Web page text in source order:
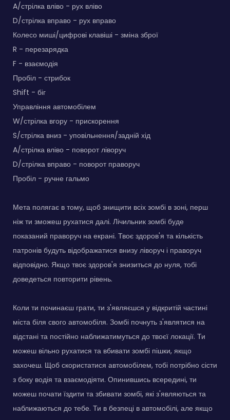
A/стрілка вліво - рух вліво
D/стрілка вправо - рух вправо
Колесо миші/цифрові клавіші - зміна зброї
R - перезарядка
F - взаємодія
Пробіл - стрибок
Shift - біг
Управління автомобілем
W/стрілка вгору - прискорення
S/стрілка вниз - уповільнення/задній хід
A/стрілка вліво - поворот ліворуч
D/стрілка вправо - поворот праворуч
Пробіл - ручне гальмо
Мета полягає в тому, щоб знищити всіх зомбі в зоні, перш
ніж ти зможеш рухатися далі. Лічильник зомбі буде
показаний праворуч на екрані. Твоє здоров'я та кількість
патронів будуть відображатися внизу ліворуч і праворуч
відповідно. Якщо твоє здоров'я знизиться до нуля, тобі
доведеться повторити рівень.
Коли ти починаєш грати, ти з'являєшся у відкритій частині
міста біля свого автомобіля. Зомбі почнуть з'являтися на
відстані та постійно наближатимуться до твоєї локації. Ти
можеш вільно рухатися та вбивати зомбі пішки, якщо
захочеш. Щоб скористатися автомобілем, тобі потрібно сісти
з боку водія та взаємодіяти. Опинившись всередині, ти
можеш почати їздити та збивати зомбі, які з'являються та
наближаються до тебе. Ти в безпеці в автомобілі, але якщо